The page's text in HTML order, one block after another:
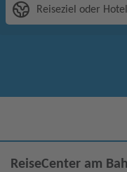
Reiseziel oder Hotel
ReiseCenter am